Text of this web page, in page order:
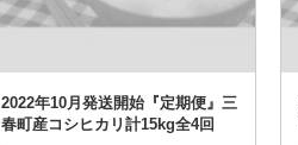
2022年10月発送開始『定期便』三
春町産コシヒカリ計15kg全4回